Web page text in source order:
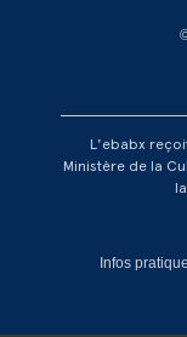
L'ebabx
Ministère de la
Infos